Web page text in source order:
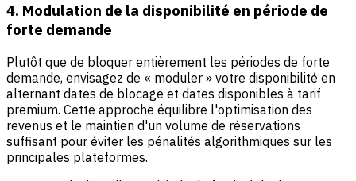
4. Modulation de la disponibilité en période de
forte demande
Plutôt que de bloquer entièrement les périodes de forte
demande, envisagez de « moduler » votre disponibilité en
alternant dates de blocage et dates disponibles à tarif
premium. Cette approche équilibre l'optimisation des
revenus et le maintien d'un volume de réservations
suffisant pour éviter les pénalités algorithmiques sur les
principales plateformes.